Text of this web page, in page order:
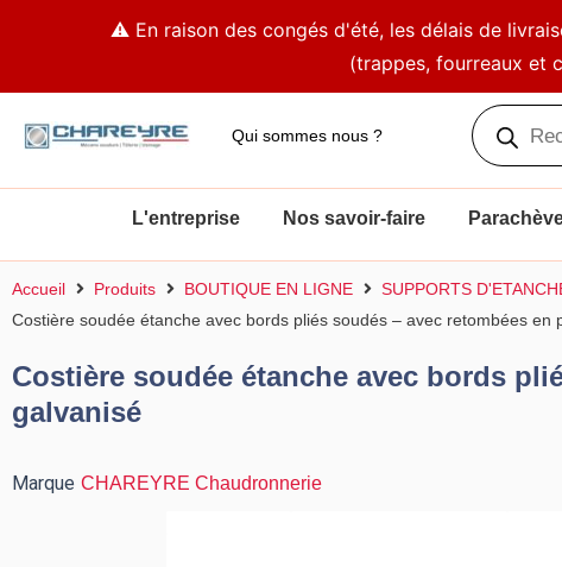
⚠️ En raison des congés d'été, les délais de
(trappes, fourreaux et
Qui sommes nous ?
Recherche
de
produits
L'entreprise Nos savoir-faire
Accueil Produits BOUTIQUE EN LIGNE SUPPORTS
Costière soudée étanche avec bords pliés soudés – avec retombées en
Costière soudée étanche avec bords
galvanisé
Marque CHAREYRE Chaudronnerie